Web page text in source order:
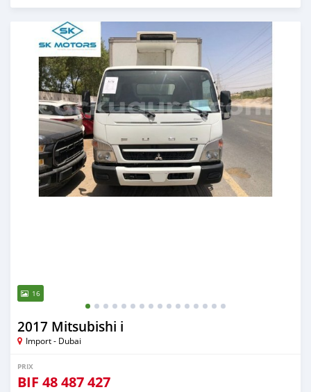
Publié il y a presque 6 ans
16
2017 Mitsubishi i
Import - Dubai
PRIX
BIF 48 487 427